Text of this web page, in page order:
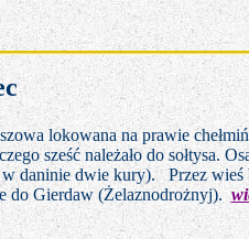
lokowana na prawie
sześć należało do sołtysa.
w daninie dwie kury). Przez wieś
do Gierdaw (Żelaznodrożnyj).